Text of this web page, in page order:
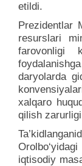
etildi.
Prezidentlar
resurslari
farovonligi
daryolarda
xalqaro
qilish
iqtisodiy